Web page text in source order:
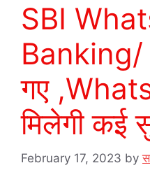
SBI
Banking/
गए
मिलेगी कई
February 17, 2023 by